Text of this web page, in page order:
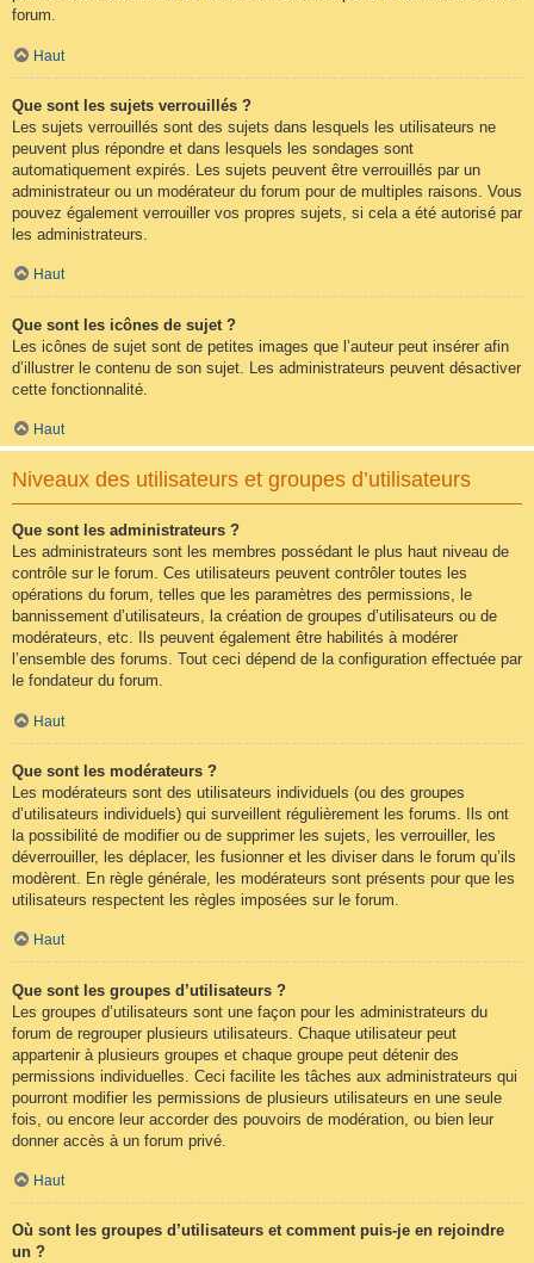
forum.
Haut
Que sont les sujets verrouillés ?
Les sujets verrouillés sont des sujets dans lesquels les utilisateurs ne
peuvent plus répondre et dans lesquels les sondages sont
automatiquement expirés. Les sujets peuvent être verrouillés par un
administrateur ou un modérateur du forum pour de multiples raisons. Vous
pouvez également verrouiller vos propres sujets, si cela a été autorisé par
les administrateurs.
Haut
Que sont les icônes de sujet ?
Les icônes de sujet sont de petites images que l’auteur peut insérer afin
d’illustrer le contenu de son sujet. Les administrateurs peuvent désactiver
cette fonctionnalité.
Haut
Niveaux des utilisateurs et groupes d’utilisateurs
Que sont les administrateurs ?
Les administrateurs sont les membres possédant le plus haut niveau de
contrôle sur le forum. Ces utilisateurs peuvent contrôler toutes les
opérations du forum, telles que les paramètres des permissions, le
bannissement d’utilisateurs, la création de groupes d’utilisateurs ou de
modérateurs, etc. Ils peuvent également être habilités à modérer
l’ensemble des forums. Tout ceci dépend de la configuration effectuée par
le fondateur du forum.
Haut
Que sont les modérateurs ?
Les modérateurs sont des utilisateurs individuels (ou des groupes
d’utilisateurs individuels) qui surveillent régulièrement les forums. Ils ont
la possibilité de modifier ou de supprimer les sujets, les verrouiller, les
déverrouiller, les déplacer, les fusionner et les diviser dans le forum qu’ils
modèrent. En règle générale, les modérateurs sont présents pour que les
utilisateurs respectent les règles imposées sur le forum.
Haut
Que sont les groupes d’utilisateurs ?
Les groupes d’utilisateurs sont une façon pour les administrateurs du
forum de regrouper plusieurs utilisateurs. Chaque utilisateur peut
appartenir à plusieurs groupes et chaque groupe peut détenir des
permissions individuelles. Ceci facilite les tâches aux administrateurs qui
pourront modifier les permissions de plusieurs utilisateurs en une seule
fois, ou encore leur accorder des pouvoirs de modération, ou bien leur
donner accès à un forum privé.
Haut
Où sont les groupes d’utilisateurs et comment puis-je en rejoindre
un ?